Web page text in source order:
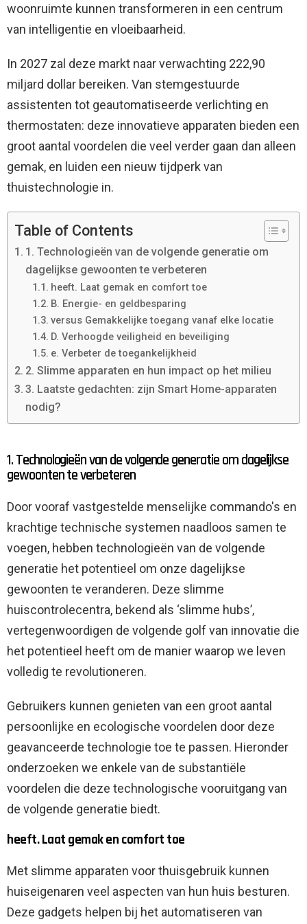
woonruimte kunnen transformeren in een centrum
van intelligentie en vloeibaarheid.
In 2027 zal deze markt naar verwachting 222,90
miljard dollar bereiken. Van stemgestuurde
assistenten tot geautomatiseerde verlichting en
thermostaten: deze innovatieve apparaten bieden een
groot aantal voordelen die veel verder gaan dan alleen
gemak, en luiden een nieuw tijdperk van
thuistechnologie in.
Table of Contents
1. Technologieën van de volgende generatie om
dagelijkse gewoonten te verbeteren
heeft. Laat gemak en comfort toe
B. Energie- en geldbesparing
versus Gemakkelijke toegang vanaf elke locatie
D. Verhoogde veiligheid en beveiliging
e. Verbeter de toegankelijkheid
2. Slimme apparaten en hun impact op het milieu
3. Laatste gedachten: zijn Smart Home-apparaten
nodig?
1. Technologieën van de volgende generatie om dagelijkse
gewoonten te verbeteren
Door vooraf vastgestelde menselijke commando's en
krachtige technische systemen naadloos samen te
voegen, hebben technologieën van de volgende
generatie het potentieel om onze dagelijkse
gewoonten te veranderen. Deze slimme
huiscontrolecentra, bekend als ‘slimme hubs’,
vertegenwoordigen de volgende golf van innovatie die
het potentieel heeft om de manier waarop we leven
volledig te revolutioneren.
Gebruikers kunnen genieten van een groot aantal
persoonlijke en ecologische voordelen door deze
geavanceerde technologie toe te passen. Hieronder
onderzoeken we enkele van de substantiële
voordelen die deze technologische vooruitgang van
de volgende generatie biedt.
heeft. Laat gemak en comfort toe
Met slimme apparaten voor thuisgebruik kunnen
huiseigenaren veel aspecten van hun huis besturen.
Deze gadgets helpen bij het automatiseren van